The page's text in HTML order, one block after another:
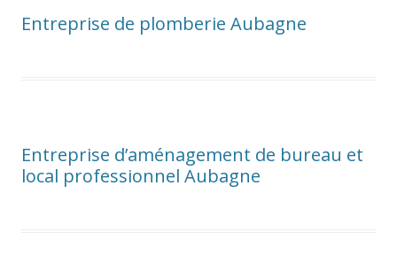
Entreprise de plomberie Aubagne
Entreprise d’aménagement de bureau et
local professionnel Aubagne